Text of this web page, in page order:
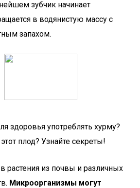
зубчик начинает
в водянистую массу с
запахом.
здоровья употреблять хурму?
плод? Узнайте секреты!
растения из почвы и различных
Микроорганизмы могут